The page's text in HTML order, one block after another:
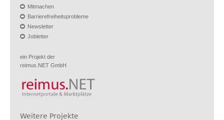
Mitmachen
Barrierefreiheitsprobleme
Newsletter
Jobletter
ein Projekt der
reimus.NET GmbH
Weitere Projekte